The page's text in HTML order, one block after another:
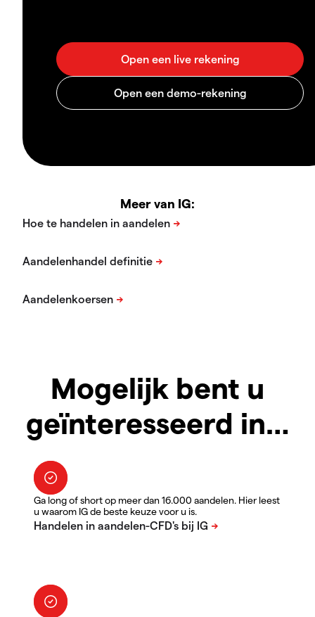
Meer van IG:
Mogelijk bent u
geïnteresseerd in…
Ga long of short op meer dan 16.000 aandelen. Hier leest
u waarom IG de beste keuze voor u is.